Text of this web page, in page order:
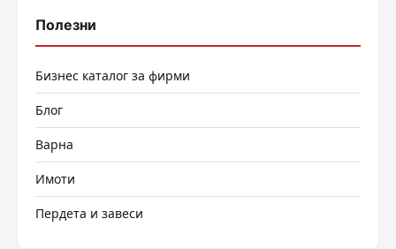
Полезни
Бизнес каталог за фирми
Блог
Варна
Имоти
Пердета и завеси